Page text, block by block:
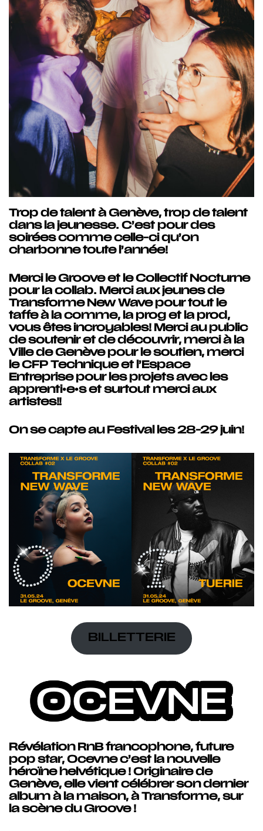
Trop de talent à Genève, trop de talent
dans la jeunesse. C’est pour des
soirées comme celle-ci qu’on
charbonne toute l’année!
Merci le Groove et le Collectif Nocturne
pour la collab. Merci aux jeunes de
Transforme New Wave pour tout le
taffe à la comme, la prog et la prod,
vous êtes incroyables! Merci au public
de soutenir et de découvrir, merci à la
Ville de Genève pour le soutien, merci
le CFP Technique et l’Espace
Entreprise pour les projets avec les
apprenti•e•s et surtout merci aux
artistes!!
On se capte au Festival les 28-29 juin!
BILLETTERIE
OCEVNE
Révélation RnB francophone, future
pop star, Ocevne c’est la nouvelle
héroïne helvétique ! Originaire de
Genève, elle vient célébrer son dernier
album à la maison, à Transforme, sur
la scène du Groove !